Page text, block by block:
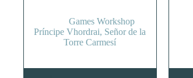
Games Workshop
Príncipe Vhordrai, Señor de la
Torre Carmesí